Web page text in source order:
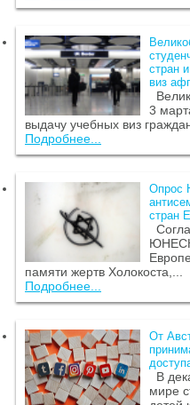
стран
виз
3
выдачу учебных виз
Подробнее...
Опрос
стран
памяти жертв Холокоста,...
Подробнее...
От
В
мире